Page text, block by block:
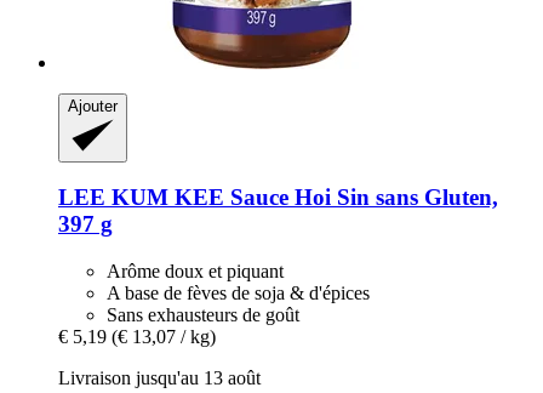
Ajouter
LEE KUM KEE Sauce Hoi Sin sans Gluten,
397 g
Arôme doux et piquant
A base de fèves de soja & d'épices
Sans exhausteurs de goût
€ 5,19 (€ 13,07 / kg)
Livraison jusqu'au 13 août